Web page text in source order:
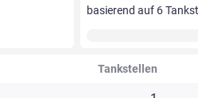
basierend auf 6
Tankstellen